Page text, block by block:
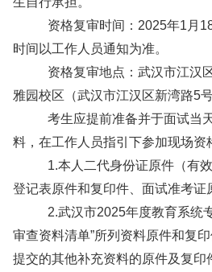
资格复审时间：2025年1月
时间以工作人员通知为准。
资格复审地点：武汉市江汉
雅园校区（武汉市江汉区新湾路5号
考生应提前准备并于面试当
料，在工作人员指引下参加现场资
1.本人二代身份证原件（有
登记表原件和复印件、面试准考证
2.武汉市2025年度教育系统
审查资料清单”所列资料原件和复
提交的其他补充资料的原件及复印